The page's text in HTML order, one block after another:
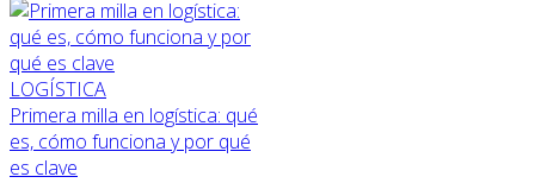
LOGÍSTICA
Primera milla en logística: qué
es, cómo funciona y por qué
es clave